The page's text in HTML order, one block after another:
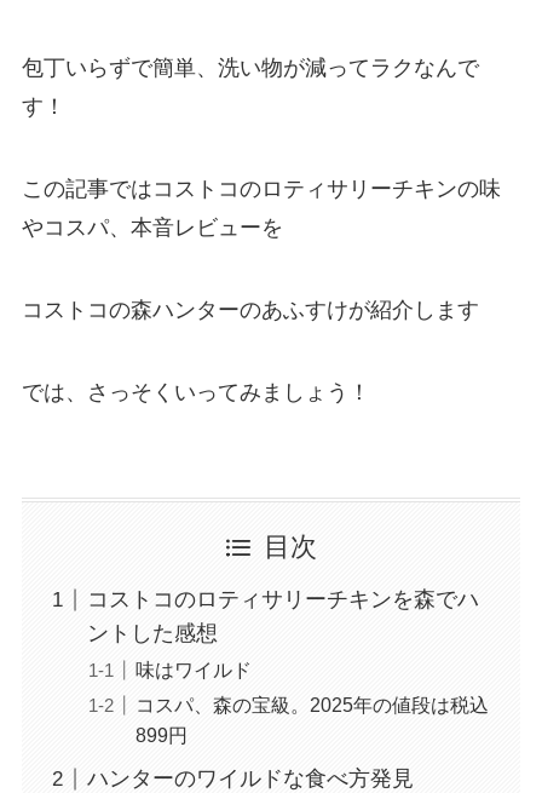
包丁いらずで簡単、洗い物が減ってラクなんで
す！
この記事ではコストコのロティサリーチキンの味
やコスパ、本音レビューを
コストコの森ハンターのあふすけが紹介します
では、さっそくいってみましょう！
目次
コストコのロティサリーチキンを森でハ
ントした感想
味はワイルド
コスパ、森の宝級。2025年の値段は税込
899円
ハンターのワイルドな食べ方発見